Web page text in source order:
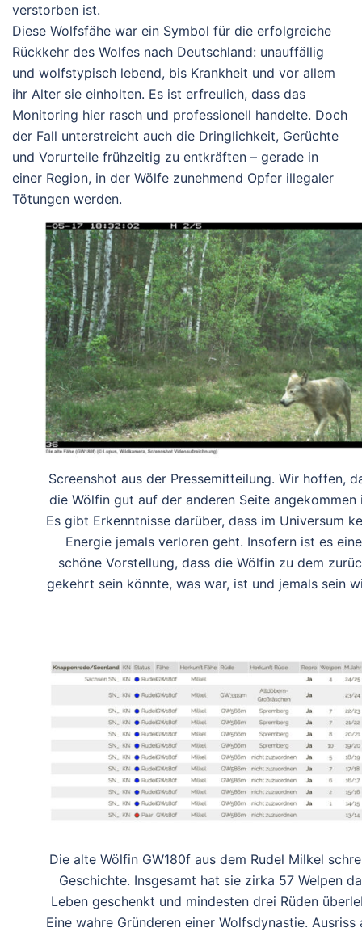
verstorben ist.
Diese Wolfsfähe war ein Symbol für die erfolgreiche
Rückkehr des Wolfes nach Deutschland: unauffällig
und wolfstypisch lebend, bis Krankheit und vor allem
ihr Alter sie einholten. Es ist erfreulich, dass das
Monitoring hier rasch und professionell handelte. Doch
der Fall unterstreicht auch die Dringlichkeit, Gerüchte
und Vorurteile frühzeitig zu entkräften – gerade in
einer Region, in der Wölfe zunehmend Opfer illegaler
Tötungen werden.
Screenshot aus der Pressemitteilung. Wir hoffen,
die Wölfin gut auf der anderen Seite angekommen
Es gibt Erkenntnisse darüber, dass im Universum
Energie jemals verloren geht. Insofern ist es eine
schöne Vorstellung, dass die Wölfin zu dem
gekehrt sein könnte, was war, ist und jemals sein
Die alte Wölfin GW180f aus dem Rudel Milkel
Geschichte. Insgesamt hat sie zirka 57 Welpen
Leben geschenkt und mindesten drei Rüden
Eine wahre Gründeren einer Wolfsdynastie. Ausriss